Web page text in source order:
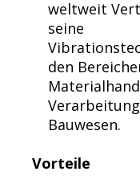
weltweit
seine
den
Bauwesen.
Vorteile